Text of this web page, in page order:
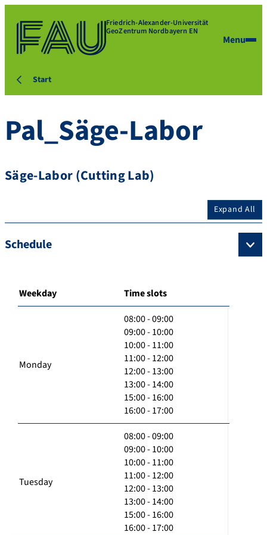
Friedrich-Alexander-Universität
GeoZentrum Nordbayern EN
Menu
Start
Pal_Säge-Labor
Säge-Labor (Cutting Lab)
Expand All
Schedule
Weekday Time slots
Monday
08:00 - 09:00
09:00 - 10:00
10:00 - 11:00
11:00 - 12:00
12:00 - 13:00
13:00 - 14:00
15:00 - 16:00
16:00 - 17:00
Tuesday
08:00 - 09:00
09:00 - 10:00
10:00 - 11:00
11:00 - 12:00
12:00 - 13:00
13:00 - 14:00
15:00 - 16:00
16:00 - 17:00